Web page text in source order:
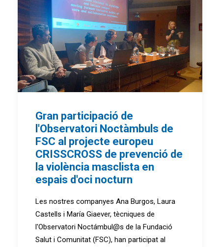
Gran participació de
l'Observatori Noctàmbuls de
FSC al projecte europeu
CRISSCROSS de prevenció de
la violència masclista en
espais d'oci nocturn
Les nostres companyes Ana Burgos, Laura
Castells i María Giaever, tècniques de
l'Observatori Noctámbul@s de la Fundació
Salut i Comunitat (FSC), han participat al